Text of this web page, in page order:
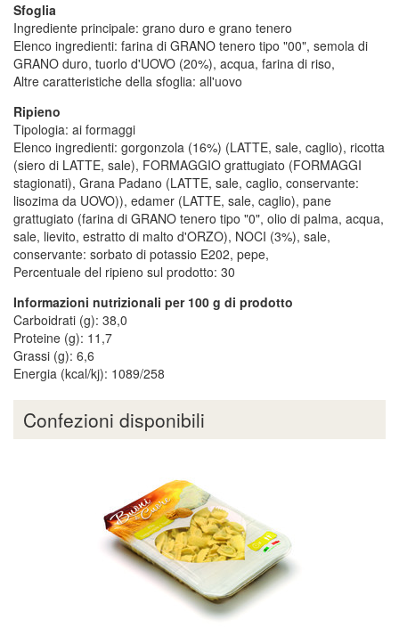
Sfoglia
Ingrediente principale: grano duro e grano tenero
Elenco ingredienti: farina di GRANO tenero tipo "00", semola di
GRANO duro, tuorlo d'UOVO (20%), acqua, farina di riso,
Altre caratteristiche della sfoglia: all'uovo
Ripieno
Tipologia: ai formaggi
Elenco ingredienti: gorgonzola (16%) (LATTE, sale, caglio), ricotta
(siero di LATTE, sale), FORMAGGIO grattugiato (FORMAGGI
stagionati), Grana Padano (LATTE, sale, caglio, conservante:
lisozima da UOVO)), edamer (LATTE, sale, caglio), pane
grattugiato (farina di GRANO tenero tipo "0", olio di palma, acqua,
sale, lievito, estratto di malto d'ORZO), NOCI (3%), sale,
conservante: sorbato di potassio E202, pepe,
Percentuale del ripieno sul prodotto: 30
Informazioni nutrizionali per 100 g di prodotto
Carboidrati (g): 38,0
Proteine (g): 11,7
Grassi (g): 6,6
Energia (kcal/kj): 1089/258
Confezioni disponibili